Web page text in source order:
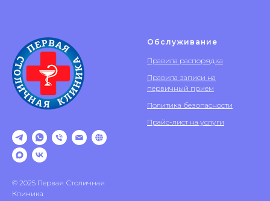
© 2025 Первая Столичная
Клиника
Обслуживание
Правила распорядка
Правила записи на
первичный прием
Политика безопасности
Прайс-лист на услуги